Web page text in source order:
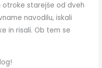
otroke starejše od dveh
navodilu, iskali
in risali. Ob tem se